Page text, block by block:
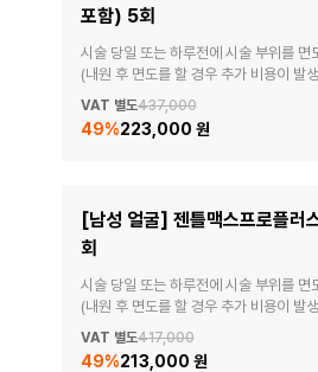
포함) 5회
시술 당일 또는 하루전에 시술 부위를 면
(내원 후 면도를 할 경우 추가 비용이 발
VAT 별도437,000
49%223,000 원
[남성 얼굴] 젠틀맥스프로플러
회
시술 당일 또는 하루전에 시술 부위를 면
(내원 후 면도를 할 경우 추가 비용이 발
VAT 별도417,000
49%213,000 원